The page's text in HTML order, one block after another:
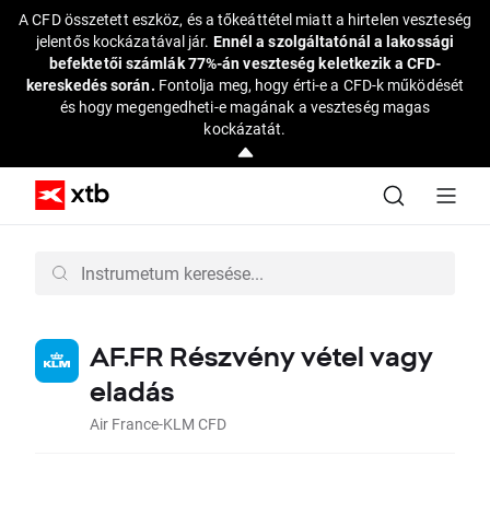
A CFD összetett eszköz, és a tőkeáttétel miatt a hirtelen veszteség
jelentős kockázatával jár. Ennél a szolgáltatónál a lakossági
befektetői számlák 77%-án veszteség keletkezik a CFD-
kereskedés során. Fontolja meg, hogy érti-e a CFD-k működését
és hogy megengedheti-e magának a veszteség magas
kockázatát.
AF.FR Részvény vétel vagy
eladás
Air France-KLM CFD